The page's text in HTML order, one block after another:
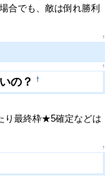
合でも、敵は倒れ勝利
↑
↑
の？ †
り最終枠★5確定などは
↑